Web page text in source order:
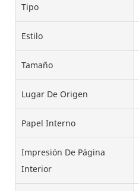
Tipo
Estilo
Tamaño
Lugar De Origen
Papel Interno
Impresión De Página
Interior